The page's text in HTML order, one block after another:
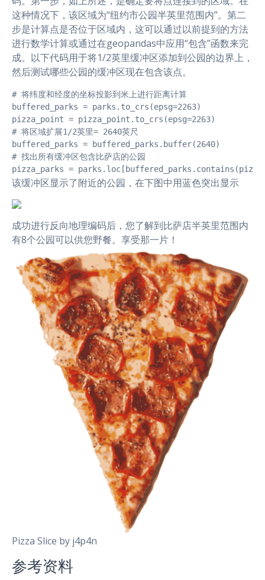
这种情况下，该区域为“纽约市公园半英里范围内”。第二
步是计算点是否位于区域内，这可以通过以前提到的方法
进行数学计算或通过在geopandas中应用“包含”函数来完
成。以下代码用于将1/2英里缓冲区添加到公园的边界上，
然后测试哪些公园的缓冲区现在包含该点。
# 将纬度和经度的坐标投影到米上进行距离计算
buffered_parks = parks.to_crs(epsg=2263)
pizza_point = pizza_point.to_crs(epsg=2263)
# 将区域扩展1/2英里= 2640英尺
buffered_parks = buffered_parks.buffer(2640)
# 找出所有缓冲区包含比萨店的公园
pizza_parks =
该缓冲区显示了附近的公园，在下图中用蓝色突出显示
成功进行反向地理编码后，您了解到比萨店半英里范围内
有8个公园可以供您野餐。享受那一片！
Pizza Slice by j4p4n
参考资料